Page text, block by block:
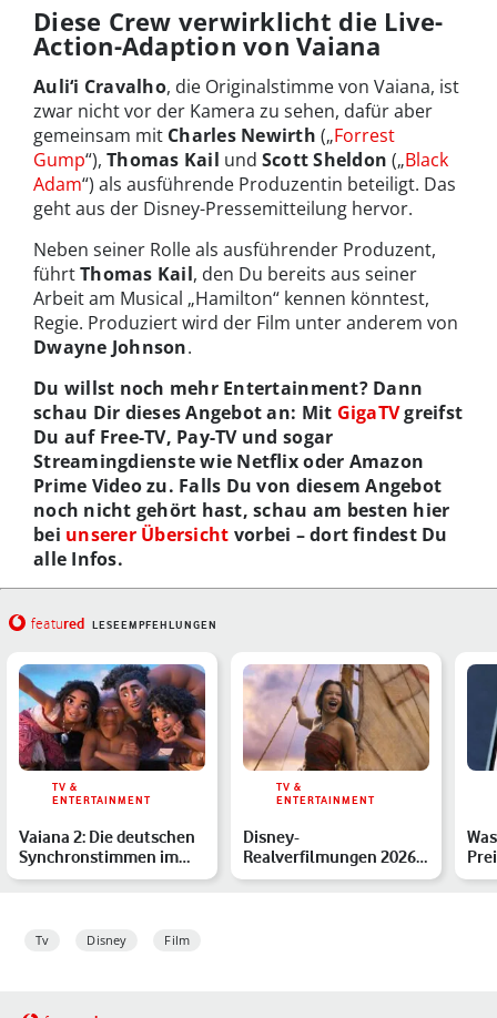
Diese Crew verwirklicht die Live-
Action-Adaption von Vaiana
Auli‘i Cravalho, die Originalstimme von Vaiana, ist
zwar nicht vor der Kamera zu sehen, dafür aber
gemeinsam mit Charles Newirth („Forrest
Gump“), Thomas Kail und Scott Sheldon („Black
Adam“) als ausführende Produzentin beteiligt. Das
geht aus der Disney-Pressemitteilung hervor.
Neben seiner Rolle als ausführender Produzent,
führtThomas Kail, den Du bereits aus seiner
Arbeit am Musical „Hamilton“ kennen könntest,
Regie. Produziert wird der Film unter anderem von
Dwayne Johnson.
Du willst noch mehr Entertainment? Dann
schau Dir dieses Angebot an: Mit GigaTVgreifst
Du auf Free-TV, Pay-TV und sogar
Streamingdienste wie Netflix oder Amazon
Prime Video zu. Falls Du von diesem Angebot
noch nicht gehört hast, schau am besten hier
bei unserer Übersicht vorbei – dort findest Du
alle Infos.
featured LESEEMPFEHLUNGEN
TV &
ENTERTAINMENT
Vaiana 2: Die deutschen
Synchronstimmen im
Überblick
TV &
ENTERTAINMENT
Disney-
Realverfilmungen 2026:
Diese Remakes sind
Tv Disney Film